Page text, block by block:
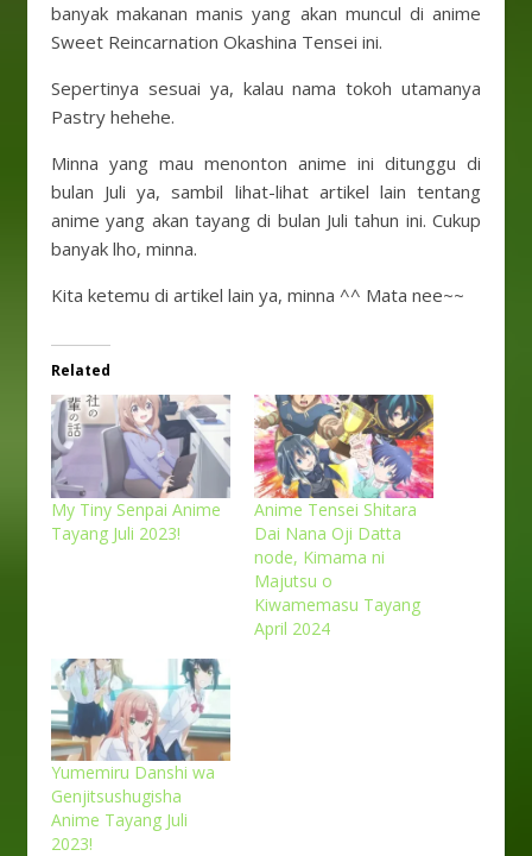
banyak makanan manis yang akan muncul di anime
Sweet Reincarnation Okashina Tensei ini.
Sepertinya sesuai ya, kalau nama tokoh utamanya
Pastry hehehe.
Minna yang mau menonton anime ini ditunggu di
bulan Juli ya, sambil lihat-lihat artikel lain tentang
anime yang akan tayang di bulan Juli tahun ini. Cukup
banyak lho, minna.
Kita ketemu di artikel lain ya, minna ^^ Mata nee~~
Related
My Tiny Senpai Anime
Tayang Juli 2023!
Anime Tensei Shitara
Dai Nana Oji Datta
node, Kimama ni
Majutsu o
Kiwamemasu Tayang
April 2024
Yumemiru Danshi wa
Genjitsushugisha
Anime Tayang Juli
2023!